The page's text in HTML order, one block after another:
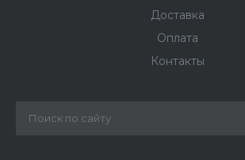
Доставка
Оплата
Контакты